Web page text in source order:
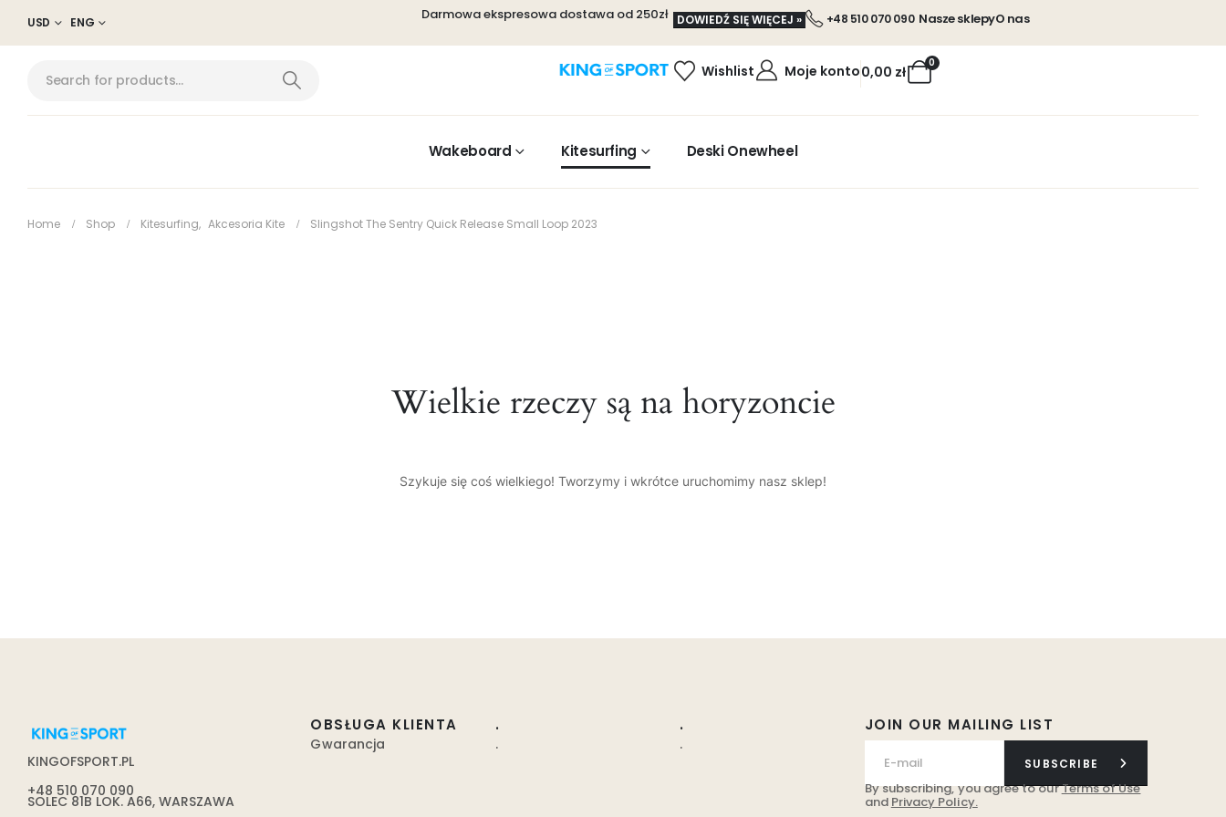
USD ENG Darmowa ekspresowa dostawa od 250zł DOWIEDŹ SIĘ WIĘCEJ » +48 510 070 090 Nasze sklepyO nas
Wishlist Moje konto 0
0,00 zł
Wakeboard Kitesurfing Deski Onewheel
Home Shop Kitesurfing, Akcesoria Kite Slingshot The Sentry Quick Release Small Loop 2023
Wielkie rzeczy są na horyzoncie
Szykuje się coś wielkiego! Tworzymy i wkrótce uruchomimy nasz sklep!
KINGOFSPORT.PL
+48 510 070 090
SOLEC 81B LOK. A66, WARSZAWA
JOIN OUR MAILING LIST
SUBSCRIBE
By subscribing, you agree to ourTerms of Use
and Privacy Policy.
OBSŁUGA KLIENTA
Gwarancja
.
.
.
.